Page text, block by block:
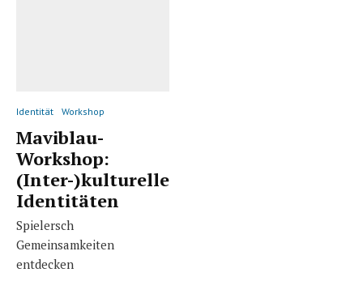
Identität Workshop
Maviblau-
Workshop:
(Inter-)kulturelle
Identitäten
Spielersch
Gemeinsamkeiten
entdecken